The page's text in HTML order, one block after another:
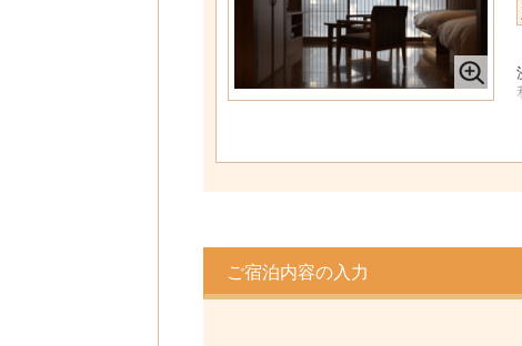
ご宿泊内容の入力